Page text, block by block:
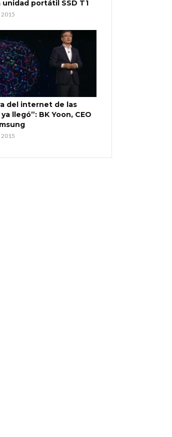
unidad portátil SSD T1
2015
del internet de las
llegó”: BK Yoon, CEO
2015